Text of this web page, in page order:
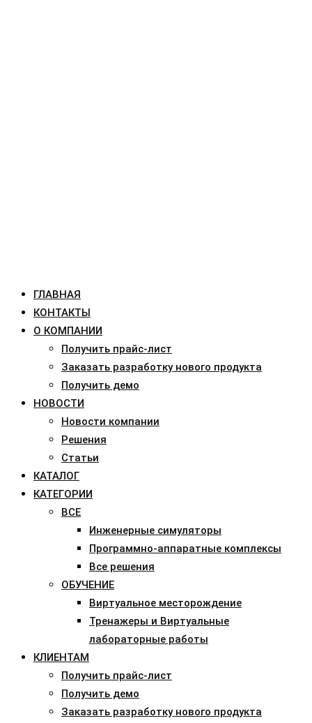
ГЛАВНАЯ
КОНТАКТЫ
О КОМПАНИИ
Получить прайс-лист
Заказать разработку нового продукта
Получить демо
НОВОСТИ
Новости компании
Решения
Статьи
КАТАЛОГ
КАТЕГОРИИ
ВСЕ
Инженерные симуляторы
Программно-аппаратные комплексы
Все решения
ОБУЧЕНИЕ
Виртуальное месторождение
Тренажеры и Виртуальные
лабораторные работы
КЛИЕНТАМ
Получить прайс-лист
Получить демо
Заказать разработку нового продукта